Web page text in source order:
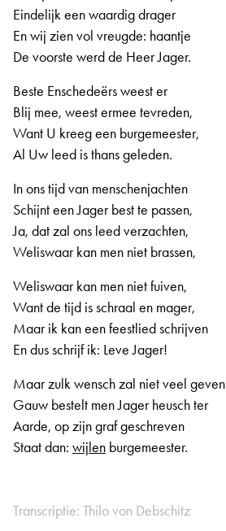
Eindelijk een waardig drager
En wij zien vol vreugde: haantje
De voorste werd de Heer Jager.
Beste Enschedeërs weest er
Blij mee, weest ermee tevreden,
Want U kreeg een burgemeester,
Al Uw leed is thans geleden.
In ons tijd van menschenjachten
Schijnt een Jager best te passen,
Ja, dat zal ons leed verzachten,
Weliswaar kan men niet brassen,
Weliswaar kan men niet fuiven,
Want de tijd is schraal en mager,
Maar ik kan een feestlied schrijven
En dus schrijf ik: Leve Jager!
Maar zulk wensch zal niet veel geven
Gauw bestelt men Jager heusch ter
Aarde, op zijn graf geschreven
Staat dan: wijlen burgemeester.
Transcriptie: Thilo von Debschitz